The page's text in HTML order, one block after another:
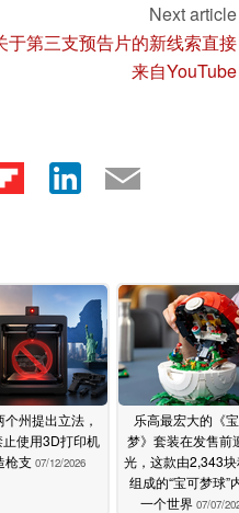
Next article
于第三支预告片的新线索直接
来自YouTube
个州提出立法，
止使用3D打印机
枪支 07/12/2026
乐高最宏大的《
梦》套装在发售前
光，这款由2,343
组成的“宝可梦球”
一个世界 07/07/